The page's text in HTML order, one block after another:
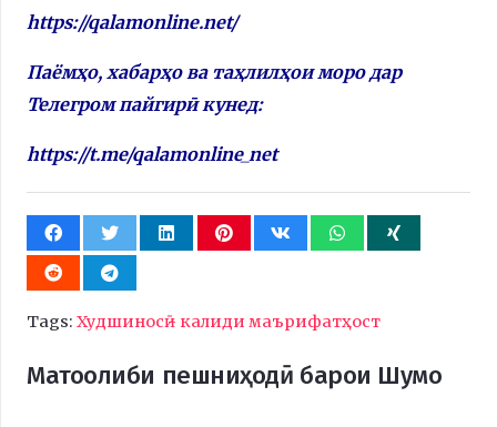
https://qalamonline.net/
Паёмҳо, хабарҳо ва таҳлилҳои моро дар
Телегром пайгирӣ кунед:
https://t.me/qalamonline_net
Tags: Худшиносӣ - калиди маърифатҳост
Матоолиби пешниҳодӣ барои Шумо